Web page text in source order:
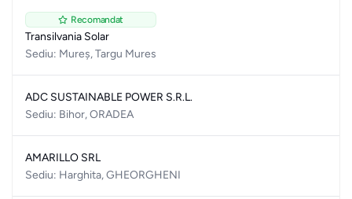
Recomandat
Transilvania Solar
Sediu: Mureș, Targu Mures
ADC SUSTAINABLE POWER S.R.L.
Sediu: Bihor, ORADEA
AMARILLO SRL
Sediu: Harghita, GHEORGHENI